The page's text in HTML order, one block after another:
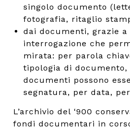
singolo documento
fotografia, ritaglio
dai documenti, grazie
interrogazione che
mirata: per parola
tipologia di documento,
documenti possono
segnatura, per data,
L’archivio del ‘900
fondi documentari in